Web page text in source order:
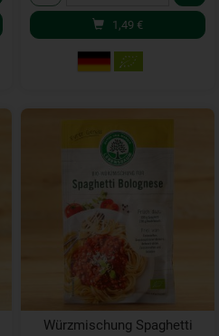
1,49 €
Würzmischung Spaghetti